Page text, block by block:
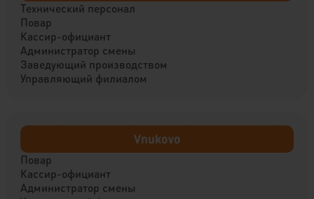
Технический персонал
Повар
Кассир-официант
Администратор смены
Заведующий производством
Управляющий филиалом
Vnukovo
Повар
Кассир-официант
Администратор смены